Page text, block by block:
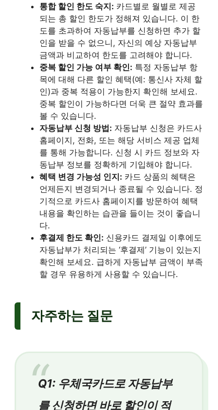
통합 할인 한도 숙지: 카드별로 월별로 제공
되는 총 할인 한도가 정해져 있습니다. 이 한
도를 초과하여 자동납부를 신청하면 추가 할
인을 받을 수 없으니, 자신의 예상 자동납부
금액과 비교하여 한도를 고려해야 합니다.
중복 할인 가능 여부 확인: 특정 자동납부 항
목에 대해 다른 할인 혜택(예: 통신사 자체 할
인)과 중복 적용이 가능한지 확인해 보세요.
중복 할인이 가능하다면 더욱 큰 절약 효과를
볼 수 있습니다.
자동납부 신청 방법: 자동납부 신청은 카드사
홈페이지, 전화, 또는 해당 서비스 제공 업체
를 통해 가능합니다. 신청 시 카드 정보와 자
동납부 정보를 정확하게 기입해야 합니다.
혜택 변경 가능성 인지: 카드 상품의 혜택은
언제든지 변경되거나 종료될 수 있습니다. 정
기적으로 카드사 홈페이지를 방문하여 혜택
내용을 확인하는 습관을 들이는 것이 좋습니
다.
후결제 한도 확인: 신용카드 결제일 이후에도
자동납부가 처리되는 ‘후결제’ 기능이 있는지
확인해 보세요. 급하게 자동납부 금액이 부족
할 경우 유용하게 사용할 수 있습니다.
자주하는 질문
Q1: 우체국카드로 자동납부
를 신청하면 바로 할인이 적